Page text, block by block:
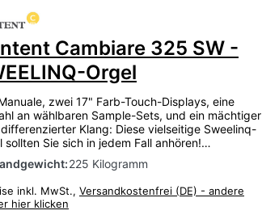
Cambiare 325 SW -
Orgel
zwei 17" Farb-Touch-Displays, eine
an wählbaren Sample-Sets, und ein mächtiger
Klang: Diese vielseitige Sweelinq-
sollten Sie sich in jedem Fall anhören!…
225 Kilogramm
inkl. MwSt., Versandkostenfrei (DE) - andere
hier klicken